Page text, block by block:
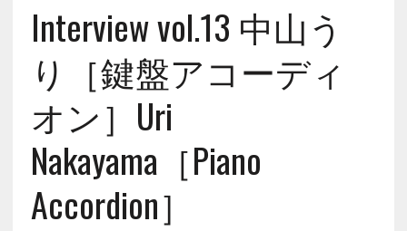
Interview vol.13 中山う
り［鍵盤アコーディ
オン］Uri
Nakayama［Piano
Accordion］